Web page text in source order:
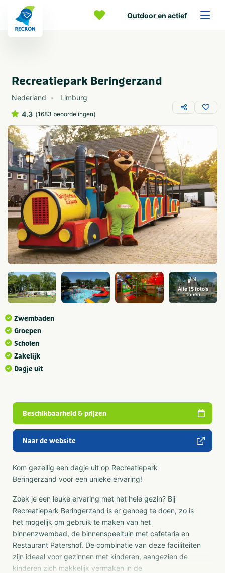
Outdoor en actief
Recreatiepark Beringerzand
Nederland
Limburg
4.3 (1683 beoordelingen)
Alle 15 foto's
tonen
Zwembaden
Groepen
Scholen
Zakelijk
Dagje uit
Beschikbaarheid & prijzen
Naar de website
Kom gezellig een dagje uit op Recreatiepark
Beringerzand voor een unieke ervaring!
Zoek je een leuke ervaring met het hele gezin? Bij
Recreatiepark Beringerzand is er genoeg te doen, zo is
het mogelijk om gebruik te maken van het
binnenzwembad, de binnenspeeltuin met cafetaria en
Restaurant Patershof. De combinatie van deze faciliteiten
zijn ideaal voor gezinnen met kinderen, aangezien de
kinderen zich makkelijk vermaken in de